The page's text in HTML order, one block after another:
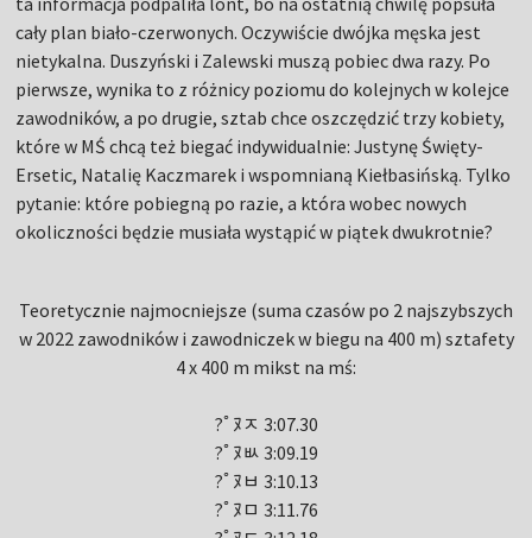
cały plan biało-czerwonych. Oczywiście dwójka męska jest
nietykalna. Duszyński i Zalewski muszą pobiec dwa razy. Po
pierwsze, wynika to z różnicy poziomu do kolejnych w kolejce
zawodników, a po drugie, sztab chce oszczędzić trzy kobiety,
które w MŚ chcą też biegać indywidualnie: Justynę Święty-
Ersetic, Natalię Kaczmarek i wspomnianą Kiełbasińską. Tylko
pytanie: które pobiegną po razie, a która wobec nowych
okoliczności będzie musiała wystąpić w piątek dwukrotnie?
Teoretycznie najmocniejsze (suma czasów po 2 najszybszych
w 2022 zawodników i zawodniczek w biegu na 400 m) sztafety
4 x 400 m mikst na mś:
?ﾟﾇﾸ 3:07.30
?ﾟﾇﾴ 3:09.19
?ﾟﾇﾲ 3:10.13
?ﾟﾇﾱ 3:11.76